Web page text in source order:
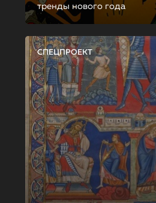
тренды нового года
СПЕЦПРОЕКТ